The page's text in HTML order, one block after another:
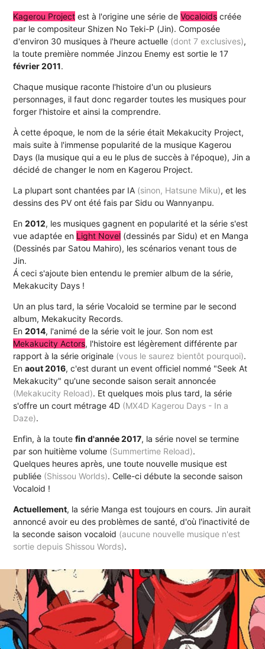
Kagerou Project est à l'origine une série deVocaloids créée
par le compositeur Shizen No Teki-P (Jin). Composée
d'environ 30 musiques à l'heure actuelle (dont 7 exclusives),
la toute première nommée Jinzou Enemy est sortie le 17
février 2011.
Chaque musique raconte l'histoire d'un ou plusieurs
personnages, il faut donc regarder toutes les musiques pour
forger l'histoire et ainsi la comprendre.
À cette époque, le nom de la série était Mekakucity Project,
mais suite à l'immense popularité de la musique Kagerou
Days (la musique qui a eu le plus de succès à l'époque), Jin a
décidé de changer le nom en Kagerou Project.
La plupart sont chantées par IA (sinon, Hatsune Miku), et les
dessins des PV ont été fais par Sidu ou Wannyanpu.
En2012, les musiques gagnent en popularité et la série s'est
vue adaptée en Light Novel (dessinés par Sidu) et en Manga
(Dessinés par Satou Mahiro), les scénarios venant tous de
Jin.
Á ceci s'ajoute bien entendu le premier album de la série,
Mekakucity Days !
Un an plus tard, la série Vocaloid se termine par le second
album, Mekakucity Records.
En2014, l'animé de la série voit le jour. Son nom est
Mekakucity Actors, l'histoire est légèrement différente par
rapport à la série originale (vous le saurez bientôt pourquoi).
Enaout 2016, c'est durant un event officiel nommé "Seek At
Mekakucity" qu'une seconde saison serait annoncée
(Mekakucity Reload). Et quelques mois plus tard, la série
s'offre un court métrage 4D (MX4D Kagerou Days - In a
Daze).
Enfin, à la toutefin d'année 2017, la série novel se termine
par son huitième volume (Summertime Reload).
Quelques heures après, une toute nouvelle musique est
publiée (Shissou Worlds). Celle-ci débute la seconde saison
Vocaloid !
Actuellement, la série Manga est toujours en cours. Jin aurait
annoncé avoir eu des problèmes de santé, d'où l'inactivité de
la seconde saison vocaloid (aucune nouvelle musique n'est
sortie depuis Shissou Words).